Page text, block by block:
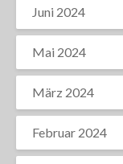
Juni 2024
Mai 2024
März 2024
Februar 2024